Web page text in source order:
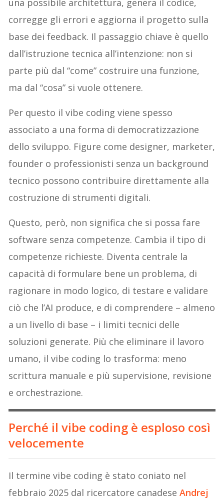
una possibile architettura, genera il codice,
corregge gli errori e aggiorna il progetto sulla
base dei feedback. Il passaggio chiave è quello
dall’istruzione tecnica all’intenzione: non si
parte più dal “come” costruire una funzione,
ma dal “cosa” si vuole ottenere.
Per questo il vibe coding viene spesso
associato a una forma di democratizzazione
dello sviluppo. Figure come designer, marketer,
founder o professionisti senza un background
tecnico possono contribuire direttamente alla
costruzione di strumenti digitali.
Questo, però, non significa che si possa fare
software senza competenze. Cambia il tipo di
competenze richieste. Diventa centrale la
capacità di formulare bene un problema, di
ragionare in modo logico, di testare e validare
ciò che l’AI produce, e di comprendere – almeno
a un livello di base – i limiti tecnici delle
soluzioni generate. Più che eliminare il lavoro
umano, il vibe coding lo trasforma: meno
scrittura manuale e più supervisione, revisione
e orchestrazione.
Perché il vibe coding è esploso così
velocemente
Il termine vibe coding è stato coniato nel
febbraio 2025 dal ricercatore canadeseAndrej